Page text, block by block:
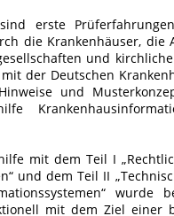
erste
die Krankenhäuser, die
und
der Deutschen
und
mit dem Teil I
und dem Teil II
wurde
mit dem Ziel einer